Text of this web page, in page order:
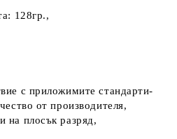
128гр.,
с приложимите стандарти-
от производителя,
на плосък разряд,